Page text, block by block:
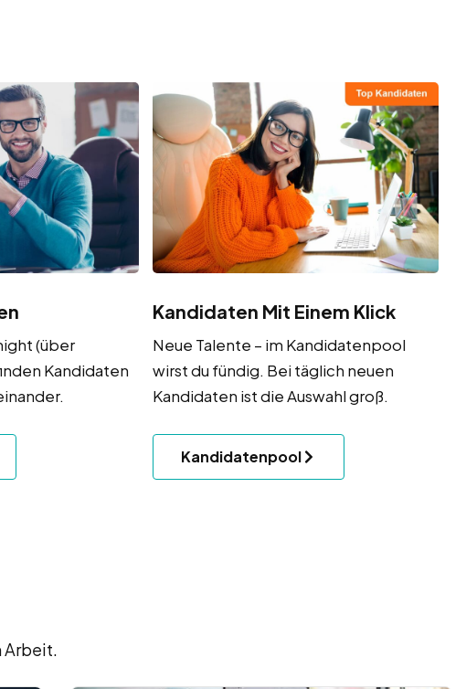
(über
Kandidaten
Kandidaten Mit Einem Klick
Neue Talente – im Kandidatenpool
wirst du fündig. Bei täglich neuen
Kandidaten ist die Auswahl groß.
Kandidatenpool
Arbeit.